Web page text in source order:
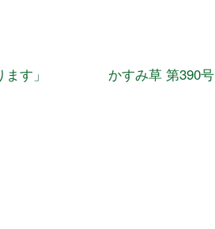
す」
かすみ草 第390号